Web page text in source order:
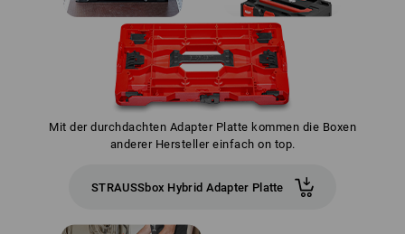
Mit der durchdachten Adapter Platte kommen die Boxen
anderer Hersteller einfach on top.
STRAUSSbox Hybrid Adapter Platte